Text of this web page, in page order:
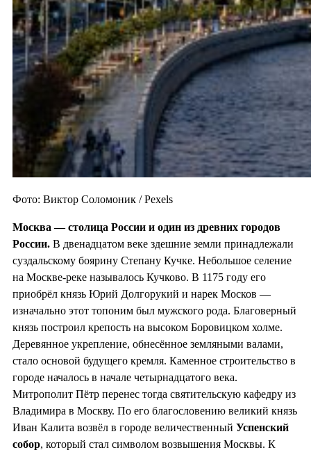
Фото: Виктор Соломоник / Pexels
Москва — столица России и один из древних городов
России. В двенадцатом веке здешние земли принадлежали
суздальскому боярину Степану Кучке. Небольшое селение
на Москве-реке называлось Кучково. В 1175 году его
приобрёл князь Юрий Долгорукий и нарек Москов —
изначально этот топоним был мужского рода. Благоверный
князь построил крепость на высоком Боровицком холме.
Деревянное укрепление, обнесённое земляными валами,
стало основой будущего кремля. Каменное строительство в
городе началось в начале четырнадцатого века.
Митрополит Пётр перенес тогда святительскую кафедру из
Владимира в Москву. По его благословению великий князь
Иван Калита возвёл в городе величественный Успенский
собор, который стал символом возвышения Москвы. К